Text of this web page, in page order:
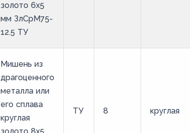
золото 6х5
мм ЗлСрМ75-
12.5 ТУ
Мишень из
драгоценного
металла или
его сплава
круглая
ТУ 8 круглая